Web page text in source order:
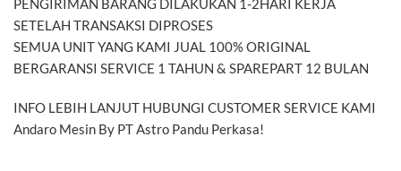
PENGIRIMAN BARANG DILAKUKAN 1-2HARI KERJA
SETELAH TRANSAKSI DIPROSES
SEMUA UNIT YANG KAMI JUAL 100% ORIGINAL
BERGARANSI SERVICE 1 TAHUN & SPAREPART 12 BULAN
INFO LEBIH LANJUT HUBUNGI CUSTOMER SERVICE KAMI
Andaro Mesin By PT Astro Pandu Perkasa!